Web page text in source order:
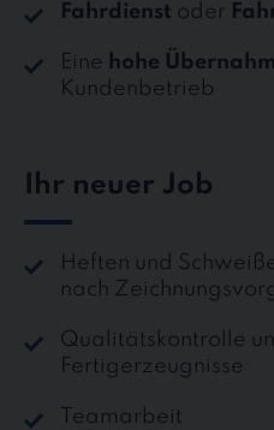
Fahrdienst oder
Eine hohe
Kundenbetrieb
Ihr neuer Job
Heften und
nach
Qualitätskontrolle
Fertigerzeugnisse
Teamarbeit